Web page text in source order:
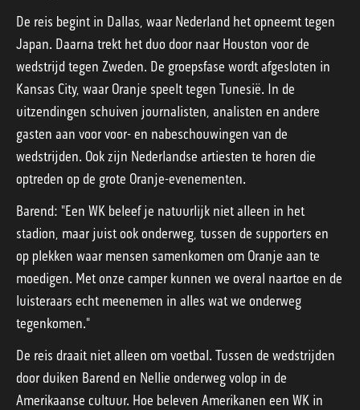
De reis begint in Dallas, waar Nederland het opneemt tegen
Japan. Daarna trekt het duo door naar Houston voor de
wedstrijd tegen Zweden. De groepsfase wordt afgesloten in
Kansas City, waar Oranje speelt tegen Tunesië. In de
uitzendingen schuiven journalisten, analisten en andere
gasten aan voor voor- en nabeschouwingen van de
wedstrijden. Ook zijn Nederlandse artiesten te horen die
optreden op de grote Oranje-evenementen.
Barend: "Een WK beleef je natuurlijk niet alleen in het
stadion, maar juist ook onderweg, tussen de supporters en
op plekken waar mensen samenkomen om Oranje aan te
moedigen. Met onze camper kunnen we overal naartoe en de
luisteraars echt meenemen in alles wat we onderweg
tegenkomen."
De reis draait niet alleen om voetbal. Tussen de wedstrijden
door duiken Barend en Nellie onderweg volop in de
Amerikaanse cultuur. Hoe beleven Amerikanen een WK in